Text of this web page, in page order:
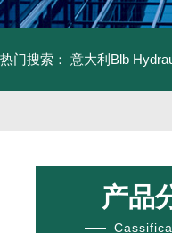
热门搜索： 意大利Blb
产品